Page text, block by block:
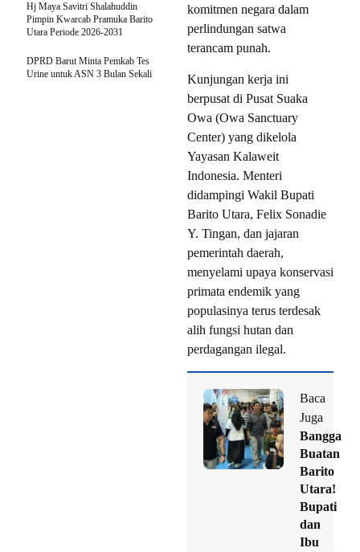
komitmen negara dalam
perlindungan satwa
terancam punah.
Kunjungan kerja ini
berpusat di Pusat Suaka
Owa (Owa Sanctuary
Center) yang dikelola
Yayasan Kalaweit
Indonesia. Menteri
didampingi Wakil Bupati
Barito Utara, Felix Sonadie
Y. Tingan, dan jajaran
pemerintah daerah,
menyelami upaya konservasi
primata endemik yang
populasinya terus terdesak
alih fungsi hutan dan
perdagangan ilegal.
Baca
Juga
Bangga
Buatan
Barito
Utara!
Bupati
dan
Ibu
Hj Maya Savitri Shalahuddin
Pimpin Kwarcab Pramuka Barito
Utara Periode 2026-2031
DPRD Barut Minta Pemkab Tes
Urine untuk ASN 3 Bulan Sekali